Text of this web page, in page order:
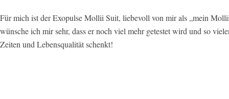
Für mich ist der Exopulse Mollii Suit, liebevoll von mir als „mein
wünsche ich mir sehr, dass er noch viel mehr getestet wird und so
Zeiten und Lebensqualität schenkt!